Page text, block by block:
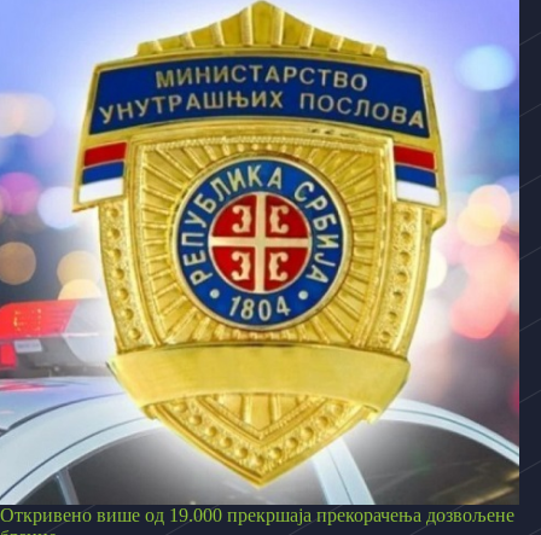
Откривено више од 19.000 прекршаја прекорачења дозвољене